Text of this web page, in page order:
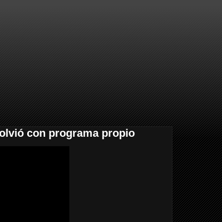
con programa propio